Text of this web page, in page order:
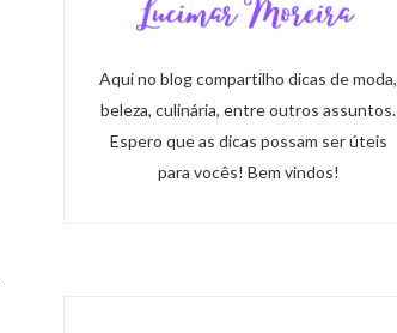
Aqui no blog compartilho dicas de moda,
beleza, culinária, entre outros assuntos.
Espero que as dicas possam ser úteis
para vocês! Bem vindos!